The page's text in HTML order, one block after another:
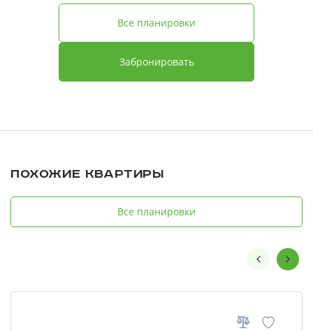
Забронировать
Все планировки
Похожие квартиры
Все планировки